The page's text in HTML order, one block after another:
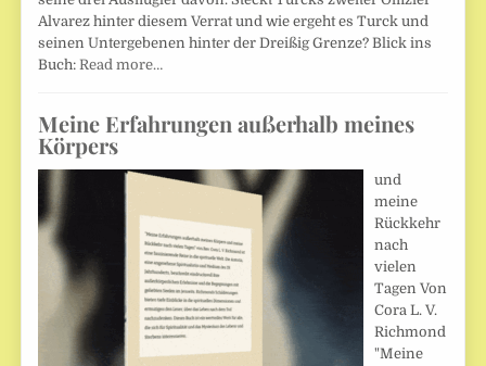
Alvarez hinter diesem Verrat und wie ergeht es Turck und
seinen Untergebenen hinter der Dreißig Grenze? Blick ins
Buch: Read more…
Meine Erfahrungen außerhalb meines
Körpers
und
meine
Rückkehr
nach
vielen
Tagen Von
Cora L. V.
Richmond
"Meine